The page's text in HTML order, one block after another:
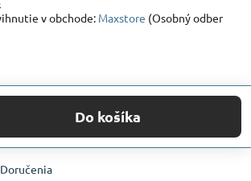
Maxstore (Osobný odber
Do košíka
Doručenia